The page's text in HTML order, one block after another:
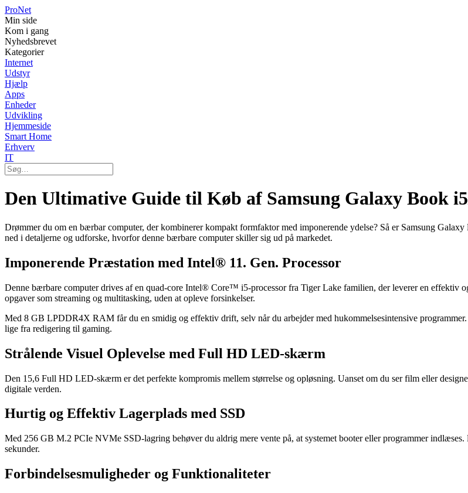
ProNet
Min side
Kom i gang
Nyhedsbrevet
Kategorier
Internet
Udstyr
Hjælp
Apps
Enheder
Udvikling
Hjemmeside
Smart Home
Erhverv
IT
Den Ultimative Guide til Køb af Samsung Galaxy Book
Drømmer du om en bærbar computer, der kombinerer kompakt formfaktor med imponerende ydelse? Så er Samsung
ned i detaljerne og udforske, hvorfor denne bærbare computer skiller sig ud på markedet.
Imponerende Præstation med Intel® 11. Gen. Processor
Denne bærbare computer drives af en quad-core Intel® Core™ i5-processor fra Tiger Lake familien, der leverer en
opgaver som streaming og multitasking, uden at opleve forsinkelser.
Med 8 GB LPDDR4X RAM får du en smidig og effektiv drift, selv når du arbejder med hukommelsesintensive
lige fra redigering til gaming.
Strålende Visuel Oplevelse med Full HD LED-skærm
Den 15,6 Full HD LED-skærm er det perfekte kompromis mellem størrelse og opløsning. Uanset om du ser film eller
digitale verden.
Hurtig og Effektiv Lagerplads med SSD
Med 256 GB M.2 PCIe NVMe SSD-lagring behøver du aldrig mere vente på, at systemet booter eller programmer
sekunder.
Forbindelsesmuligheder og Funktionaliteter